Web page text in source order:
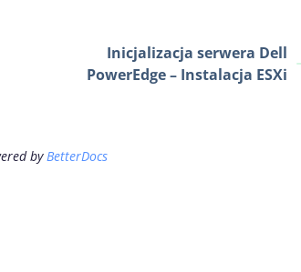
Inicjalizacja serwera Dell
PowerEdge – Instalacja ESXi
by BetterDocs